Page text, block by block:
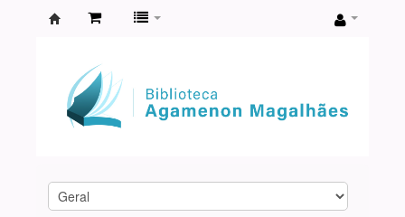
Agamenon
Magalhães